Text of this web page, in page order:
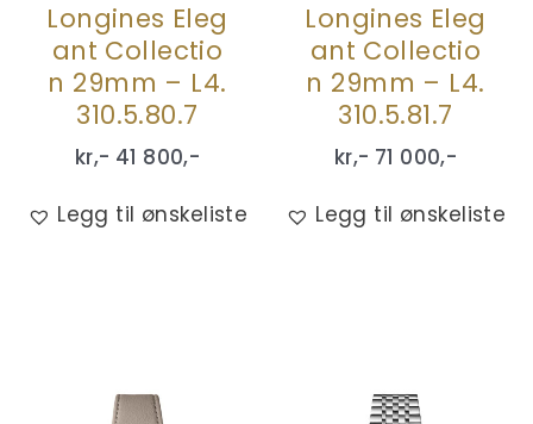
Longines Eleg
ant Collectio
n 29mm – L4.
310.5.80.7
kr,- 41 800,-
Legg til ønskeliste
Longines Eleg
ant Collectio
n 29mm – L4.
310.5.81.7
kr,- 71 000,-
Legg til ønskeliste